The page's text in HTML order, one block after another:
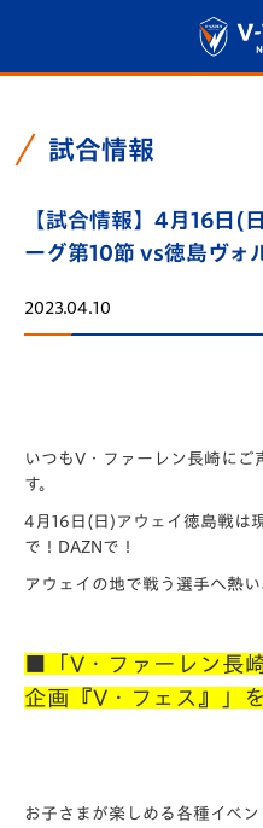
試合情報
【試合情報】4月16日(
ーグ第10節 vs徳島ヴォ
2023.04.10
いつもV・ファーレン長崎にご
す。
4月16日(日)アウェイ徳島戦は
で！DAZNで！
アウェイの地で戦う選手へ熱
■「V・ファーレン長
企画『V・フェス』」
お子さまが楽しめる各種イベ